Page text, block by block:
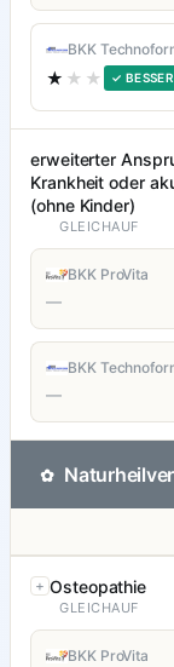
BKK
★ ★★ ✓ BESSER
erweiterter
Krankheit oder
(ohne Kinder)
GLEICHAUF
BKK ProVita
—
BKK
—
✿
Osteopathie
GLEICHAUF
BKK ProVita